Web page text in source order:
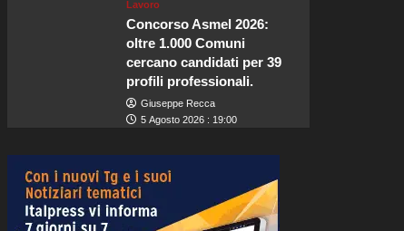
Lavoro
Concorso Asmel 2026:
oltre 1.000 Comuni
cercano candidati per 39
profili professionali.
Giuseppe Recca
5 Agosto 2026 : 19:00